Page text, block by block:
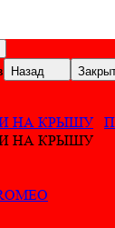
Назад
НА КРЫШУ
НА КРЫШУ